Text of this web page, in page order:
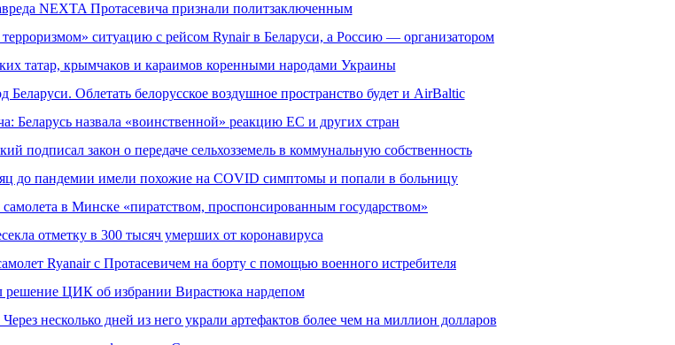
NEXTA Протасевича признали политзаключенным
ситуацию с рейсом Rynair в Беларуси, а Россию — организатором
татар, крымчаков и караимов коренными народами Украины
Облетать белорусское воздушное пространство будет и AirBaltic
Беларусь назвала «воинственной» реакцию ЕС и других стран
подписал закон о передаче сельхозземель в коммунальную собственность
до пандемии имели похожие на COVID симптомы и попали в больницу
в Минске «пиратством, проспонсированным государством»
отметку в 300 тысяч умерших от коронавируса
Ryanair с Протасевичем на борту с помощью военного истребителя
решение ЦИК об избрании Вирастюка нардепом
несколько дней из него украли артефактов более чем на миллион долларов